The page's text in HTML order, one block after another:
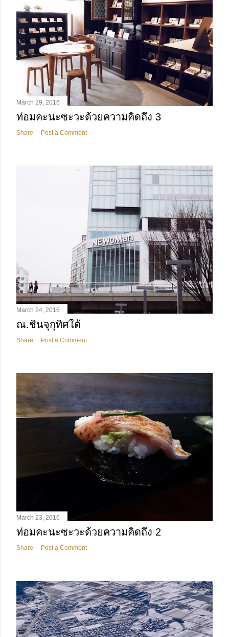
March 29, 2016
ท่อมคะนะซะวะด้วยความคิดถึง 3
Share Post a Comment
March 24, 2016
ณ.ชินจุกุทิศใต้
Share Post a Comment
March 23, 2016
ท่อมคะนะซะวะด้วยความคิดถึง 2
Share Post a Comment